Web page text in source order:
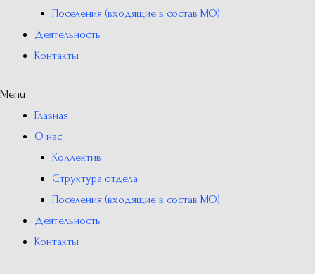
Поселения (входящие в состав МО)
Деятельность
Контакты
Menu
Главная
О нас
Коллектив
Структура отдела
Поселения (входящие в состав МО)
Деятельность
Контакты